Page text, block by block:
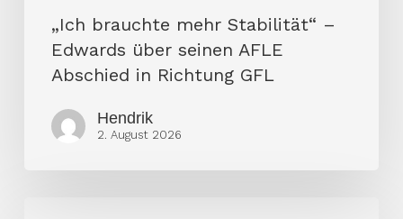
„Ich brauchte mehr Stabilität“ –
Edwards über seinen AFLE
Abschied in Richtung GFL
Hendrik
2. August 2026